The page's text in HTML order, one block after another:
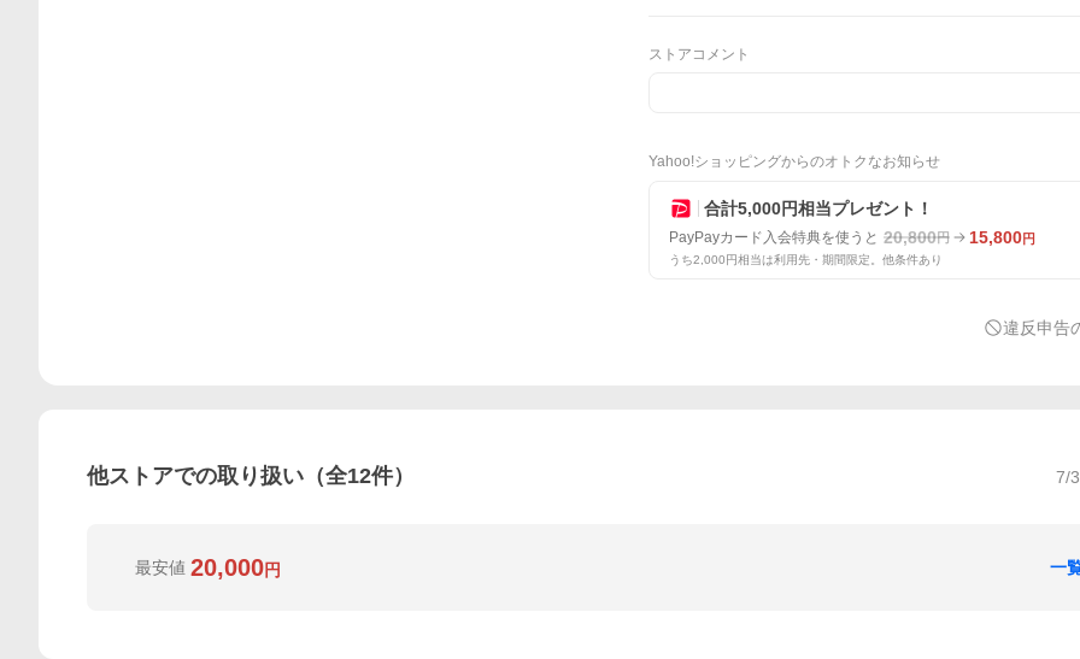
ストアコメント
Yahoo!ショッピングからのオトクなお知らせ
合計5,000円相当プレゼント！
PayPayカード入会特典を使うと 20,800円 15,800円
うち2,000円相当は利用先・期間限定。他条件あり
違反申告
他ストアでの取り扱い（全12件） 7/
最安値 20,000円 一